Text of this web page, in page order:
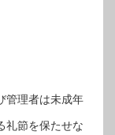
管理者は未成年
礼節を保たせな